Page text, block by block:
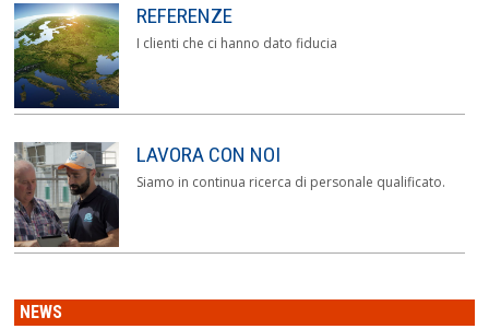
REFERENZE
I clienti che ci hanno dato fiducia
LAVORA CON NOI
Siamo in continua ricerca di personale qualificato.
NEWS